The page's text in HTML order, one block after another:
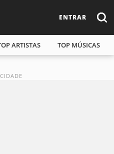
ENTRAR
ARTISTAS TOP MÚSICAS